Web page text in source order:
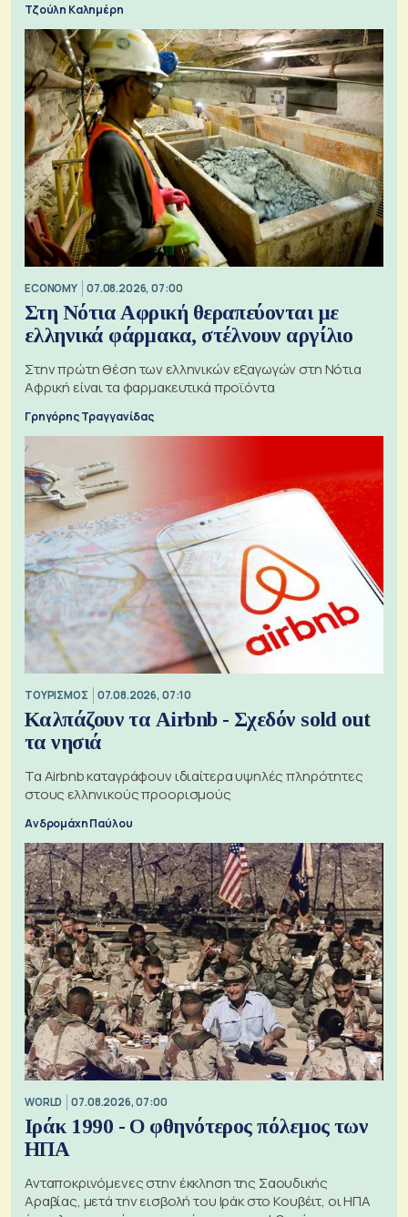
Τζούλη Καλημέρη
ECONOMY 07.08.2026, 07:00
Στη Νότια Αφρική θεραπεύονται με
ελληνικά φάρμακα, στέλνουν αργίλιο
Στην πρώτη θέση των ελληνικών εξαγωγών στη Νότια
Αφρική είναι τα φαρμακευτικά προϊόντα
Γρηγόρης Τραγγανίδας
ΤΟΥΡΙΣΜΟΣ 07.08.2026, 07:10
Καλπάζουν τα Airbnb - Σχεδόν sold out
τα νησιά
Τα Airbnb καταγράφουν ιδιαίτερα υψηλές πληρότητες
στους ελληνικούς προορισμούς
Ανδρομάχη Παύλου
WORLD 07.08.2026, 07:00
Ιράκ 1990 - Ο φθηνότερος πόλεμος των
ΗΠΑ
Ανταποκρινόμενες στην έκκληση της Σαουδικής
Αραβίας, μετά την εισβολή του Ιράκ στο Κουβέιτ, οι ΗΠΑ